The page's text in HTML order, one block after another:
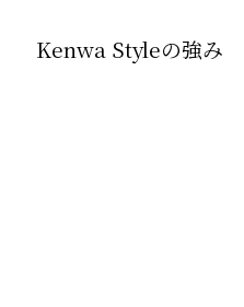
Kenwa Styleの強み